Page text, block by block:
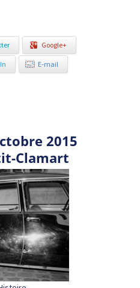
Google+
E-mail
2015
Clamart